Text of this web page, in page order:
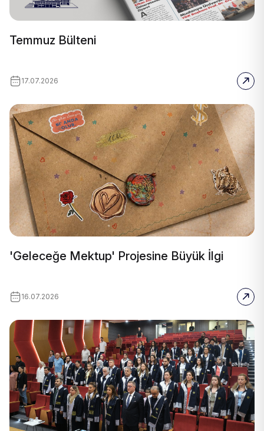
Temmuz Bülteni
17.07.2026
'Geleceğe Mektup' Projesine Büyük İlgi
16.07.2026